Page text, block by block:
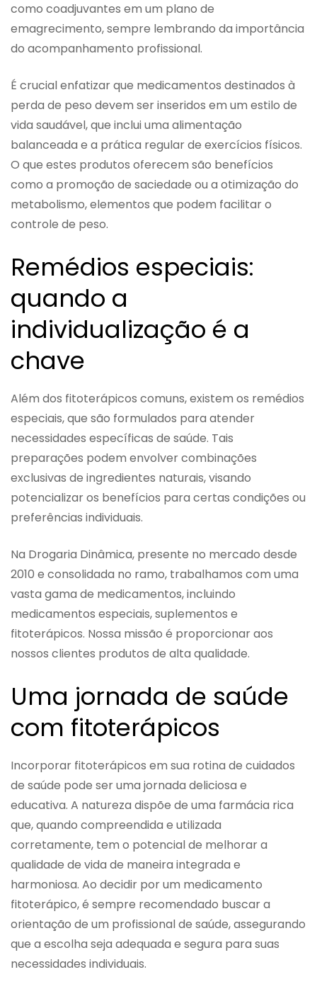
como coadjuvantes em um plano de
emagrecimento, sempre lembrando da importância
do acompanhamento profissional.
É crucial enfatizar que medicamentos destinados à
perda de peso devem ser inseridos em um estilo de
vida saudável, que inclui uma alimentação
balanceada e a prática regular de exercícios físicos.
O que estes produtos oferecem são benefícios
como a promoção de saciedade ou a otimização do
metabolismo, elementos que podem facilitar o
controle de peso.
Remédios especiais:
quando a
individualização é a
chave
Além dos fitoterápicos comuns, existem os remédios
especiais, que são formulados para atender
necessidades específicas de saúde. Tais
preparações podem envolver combinações
exclusivas de ingredientes naturais, visando
potencializar os benefícios para certas condições ou
preferências individuais.
Na Drogaria Dinâmica, presente no mercado desde
2010 e consolidada no ramo, trabalhamos com uma
vasta gama de medicamentos, incluindo
medicamentos especiais, suplementos e
fitoterápicos. Nossa missão é proporcionar aos
nossos clientes produtos de alta qualidade.
Uma jornada de saúde
com fitoterápicos
Incorporar fitoterápicos em sua rotina de cuidados
de saúde pode ser uma jornada deliciosa e
educativa. A natureza dispõe de uma farmácia rica
que, quando compreendida e utilizada
corretamente, tem o potencial de melhorar a
qualidade de vida de maneira integrada e
harmoniosa. Ao decidir por um medicamento
fitoterápico, é sempre recomendado buscar a
orientação de um profissional de saúde, assegurando
que a escolha seja adequada e segura para suas
necessidades individuais.